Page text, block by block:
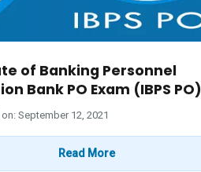
of Banking Personnel
Bank PO Exam (IBPS PO)
September 12, 2021
Read More